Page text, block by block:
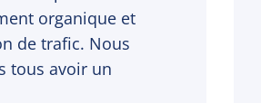
organique et
de trafic. Nous
tous avoir un